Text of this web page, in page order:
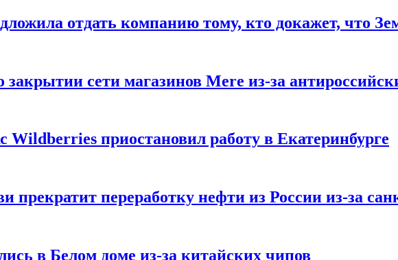
отдать компанию тому, кто докажет, что
сети магазинов Mere из-за
Wildberries приостановил работу в Екатеринбурге
прекратит переработку нефти из России из-за
в Белом доме из-за китайских чипов